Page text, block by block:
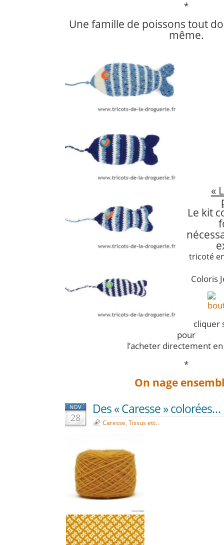
*
Une famille de poissons tout
même.
«
Le kit
tricoté
Coloris
cliquer
pour
l’acheter directement
*
On nage
NOV
28
Des « Caresse » colorées…
Caresse, Tissus etc..